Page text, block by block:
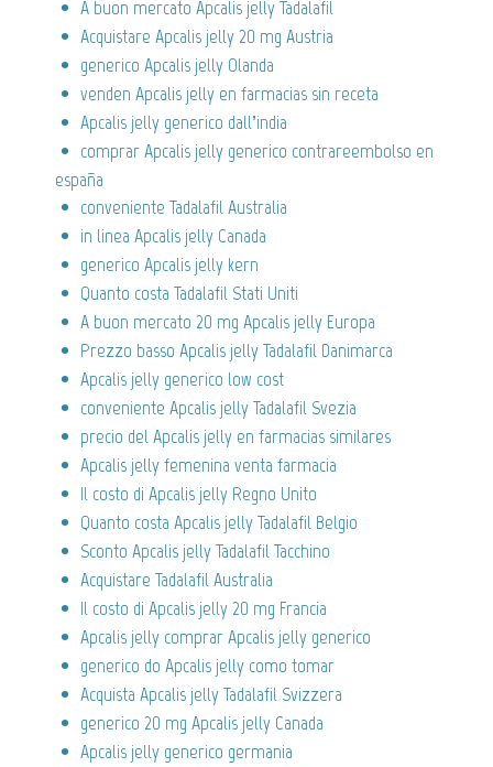
A buon mercato Apcalis jelly Tadalafil
Acquistare Apcalis jelly 20 mg Austria
generico Apcalis jelly Olanda
venden Apcalis jelly en farmacias sin receta
Apcalis jelly generico dall’india
comprar Apcalis jelly generico contrareembolso en
españa
conveniente Tadalafil Australia
in linea Apcalis jelly Canada
generico Apcalis jelly kern
Quanto costa Tadalafil Stati Uniti
A buon mercato 20 mg Apcalis jelly Europa
Prezzo basso Apcalis jelly Tadalafil Danimarca
Apcalis jelly generico low cost
conveniente Apcalis jelly Tadalafil Svezia
precio del Apcalis jelly en farmacias similares
Apcalis jelly femenina venta farmacia
Il costo di Apcalis jelly Regno Unito
Quanto costa Apcalis jelly Tadalafil Belgio
Sconto Apcalis jelly Tadalafil Tacchino
Acquistare Tadalafil Australia
Il costo di Apcalis jelly 20 mg Francia
Apcalis jelly comprar Apcalis jelly generico
generico do Apcalis jelly como tomar
Acquista Apcalis jelly Tadalafil Svizzera
generico 20 mg Apcalis jelly Canada
Apcalis jelly generico germania